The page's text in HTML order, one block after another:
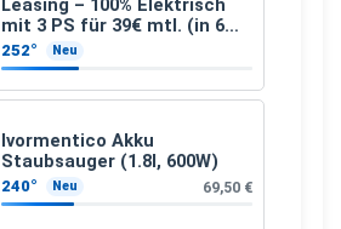
mit 3 PS für 39€ mtl. (in 6
schicken Farben LF: 0.43, 36
Monate, Bereitstellung:
159,00 €, 2.500 km/Jahr)
252° Neu
Ivormentico Akku
Staubsauger (1.8l, 600W)
240° Neu 69,50 €